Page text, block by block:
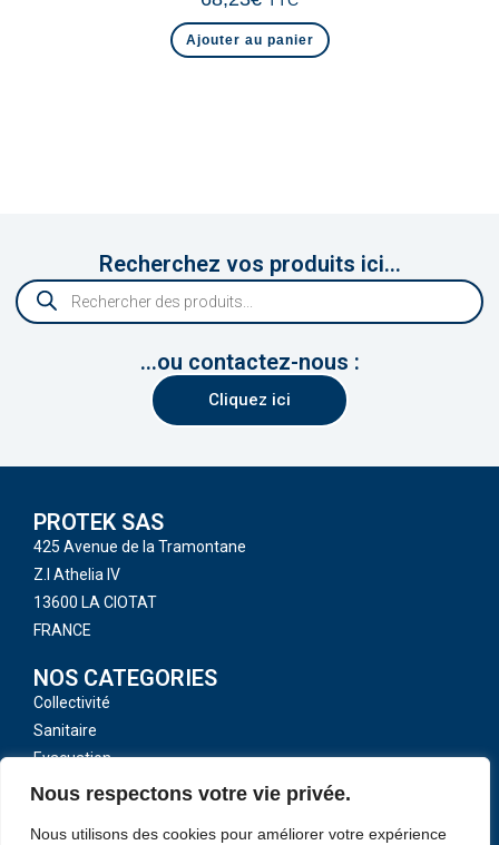
Nous respectons votre vie privée.
Nous utilisons des cookies pour améliorer votre expérience
Ajouter au panier
Recherchez vos produits ici...
...ou contactez-nous :
Cliquez ici
PROTEK SAS
425 Avenue de la Tramontane
Z.I Athelia IV
13600 LA CIOTAT
FRANCE
NOS CATEGORIES
Collectivité
Sanitaire
Evacuation
Toutes nos catégories
LIENS UTILES